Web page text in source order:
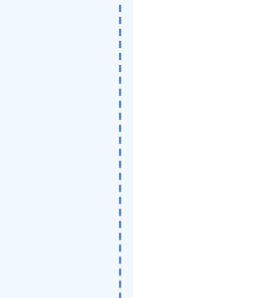
取付工事トップ
工事の様子
施工パートナー 一覧
全てのパートナー
お役立ち記事
カスタマーサポート